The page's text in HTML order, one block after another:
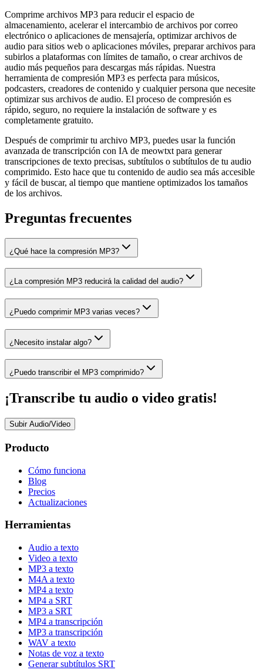
Comprime archivos MP3 para reducir el espacio de
almacenamiento, acelerar el intercambio de archivos por correo
electrónico o aplicaciones de mensajería, optimizar archivos de
audio para sitios web o aplicaciones móviles, preparar archivos para
subirlos a plataformas con límites de tamaño, o crear archivos de
audio más pequeños para descargas más rápidas. Nuestra
herramienta de compresión MP3 es perfecta para músicos,
podcasters, creadores de contenido y cualquier persona que necesite
optimizar sus archivos de audio. El proceso de compresión es
rápido, seguro, no requiere la instalación de software y es
completamente gratuito.
Después de comprimir tu archivo MP3, puedes usar la función
avanzada de transcripción con IA de meowtxt para generar
transcripciones de texto precisas, subtítulos o subtítulos de tu audio
comprimido. Esto hace que tu contenido de audio sea más accesible
y fácil de buscar, al tiempo que mantiene optimizados los tamaños
de los archivos.
Preguntas frecuentes
¿Qué hace la compresión MP3?
¿La compresión MP3 reducirá la calidad del audio?
¿Puedo comprimir MP3 varias veces?
¿Necesito instalar algo?
¿Puedo transcribir el MP3 comprimido?
¡Transcribe tu audio o video gratis!
Subir Audio/Video
Producto
Cómo funciona
Blog
Precios
Actualizaciones
Herramientas
Audio a texto
Video a texto
MP3 a texto
M4A a texto
MP4 a texto
MP4 a SRT
MP3 a SRT
MP4 a transcripción
MP3 a transcripción
WAV a texto
Notas de voz a texto
Generar subtítulos SRT